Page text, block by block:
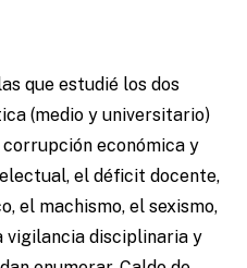
que estudié los dos
(medio y universitario)
económica y
el déficit docente,
el machismo, el sexismo,
vigilancia disciplinaria y